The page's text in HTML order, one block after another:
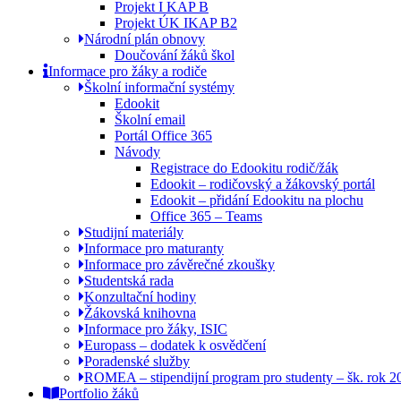
Projekt I KAP B
Projekt ÚK IKAP B2
Národní plán obnovy
Doučování žáků škol
Informace pro žáky a rodiče
Školní informační systémy
Edookit
Školní email
Portál Office 365
Návody
Registrace do Edookitu rodič/žák
Edookit – rodičovský a žákovský portál
Edookit – přidání Edookitu na plochu
Office 365 – Teams
Studijní materiály
Informace pro maturanty
Informace pro závěrečné zkoušky
Studentská rada
Konzultační hodiny
Žákovská knihovna
Informace pro žáky, ISIC
Europass – dodatek k osvědčení
Poradenské služby
ROMEA – stipendijní program pro studenty – šk. rok
Portfolio žáků